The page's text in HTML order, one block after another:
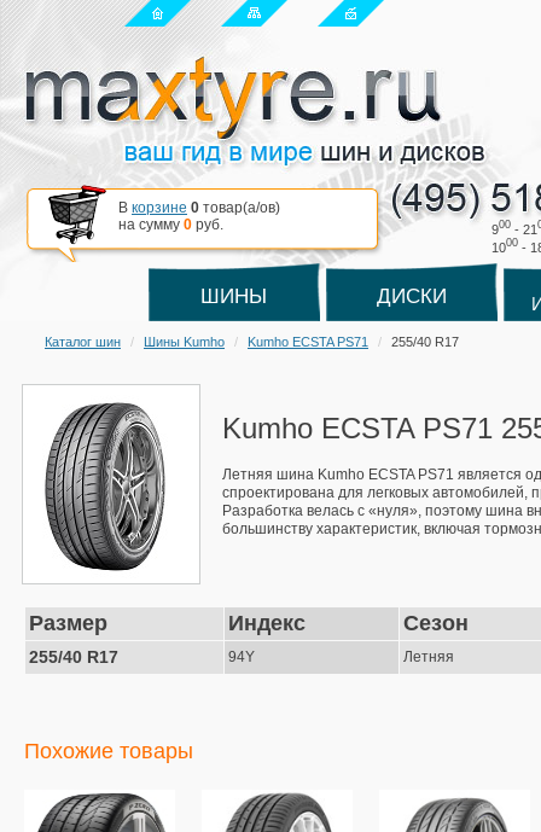
900 - 21
1000 -
В корзине 0 товар(a/ов)
на сумму 0 руб.
ШИНЫ ДИСКИ
Каталог шин Шины Kumho Kumho ECSTA PS71 255/40 R17
Kumho ECSTA PS71
Летняя шина Kumho ECSTA PS71 является
спроектирована для легковых автомобилей,
Разработка велась с «нуля», поэтому шина
большинству характеристик, включая
Размер Индекс Сезон
255/40 R17 94Y Летняя
Похожие товары